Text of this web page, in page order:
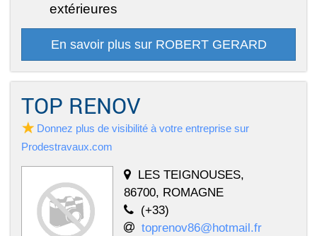
extérieures
En savoir plus sur ROBERT GERARD
TOP RENOV
Donnez plus de visibilité à votre entreprise sur
Prodestravaux.com
LES TEIGNOUSES,
86700, ROMAGNE
(+33)
toprenov86@hotmail.fr